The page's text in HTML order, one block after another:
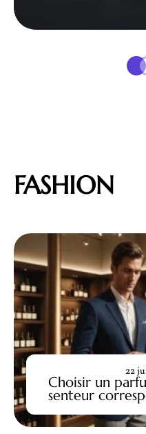
FASHION
Choisir un
senteur
22